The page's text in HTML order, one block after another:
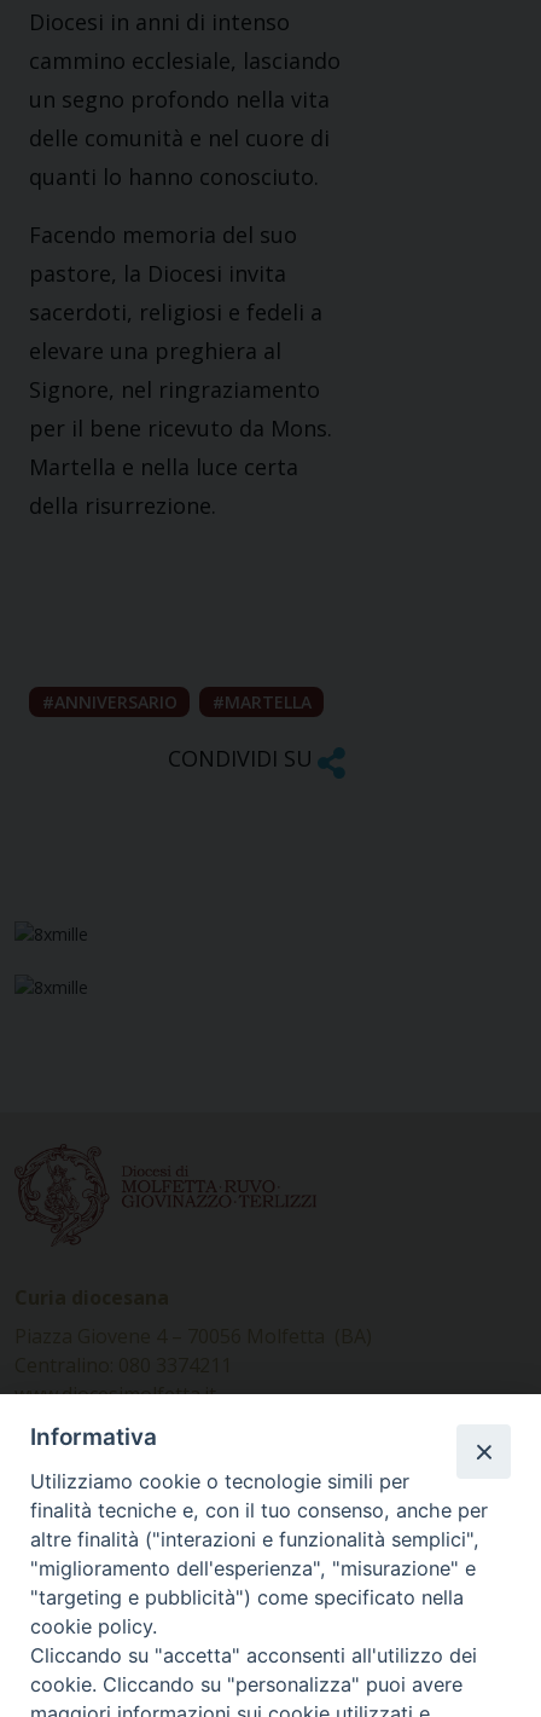
Diocesi in anni di intenso
cammino ecclesiale, lasciando
un segno profondo nella vita
delle comunità e nel cuore di
quanti lo hanno conosciuto.
Facendo memoria del suo
pastore, la Diocesi invita
sacerdoti, religiosi e fedeli a
elevare una preghiera al
Signore, nel ringraziamento
per il bene ricevuto da Mons.
Martella e nella luce certa
della risurrezione.
ANNIVERSARIO MARTELLA
CONDIVIDI SU
www.diocesimolfetta.it –
diocesimolfetta@pec.chiesacattolica.it
Ufficio Comunicazioni sociali
Piazza Giovene 4 – 70056 Molfetta (BA)
comunicazionisociali@diocesimolfetta.it
SEGUICI SU
Facebook
Instagram
X YouTube
Feed
Informativa
Utilizziamo cookie o tecnologie simili per
finalità tecniche e, con il tuo consenso, anche per
altre finalità ("interazioni e funzionalità semplici",
"miglioramento dell'esperienza", "misurazione" e
"targeting e pubblicità") come specificato nella
cookie policy.
Cliccando su "accetta" acconsenti all'utilizzo dei
cookie. Cliccando su "personalizza" puoi avere